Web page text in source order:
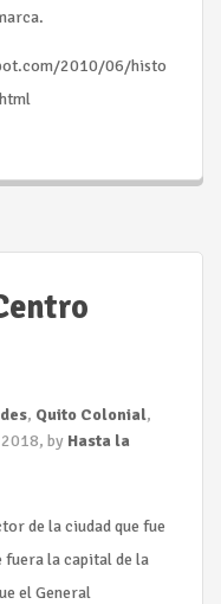
2010/06/histo
, Quito Colonial,
by Hasta la
de la ciudad que fue
fuera la capital de la
el General